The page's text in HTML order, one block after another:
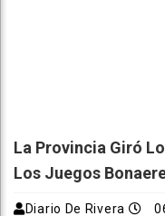
La Provincia Giró
Los Juegos
Diario De Rivera